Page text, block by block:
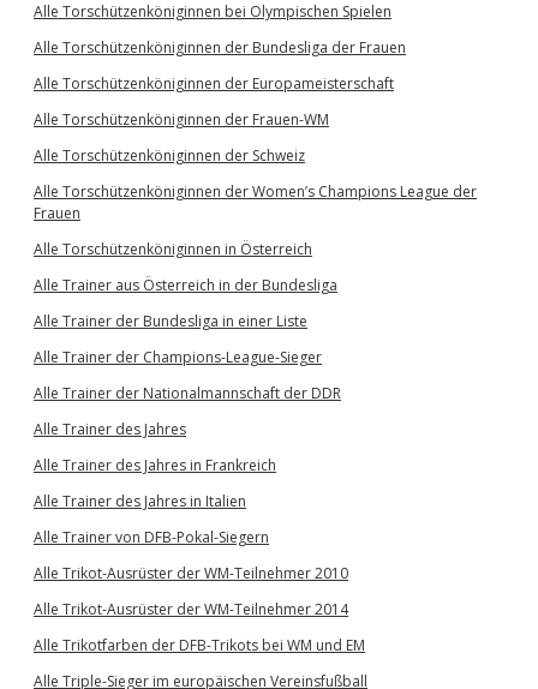
Alle Torschützenköniginnen bei Olympischen Spielen
Alle Torschützenköniginnen der Bundesliga der Frauen
Alle Torschützenköniginnen der Europameisterschaft
Alle Torschützenköniginnen der Frauen-WM
Alle Torschützenköniginnen der Schweiz
Alle Torschützenköniginnen der Women’s Champions League der
Frauen
Alle Torschützenköniginnen in Österreich
Alle Trainer aus Österreich in der Bundesliga
Alle Trainer der Bundesliga in einer Liste
Alle Trainer der Champions-League-Sieger
Alle Trainer der Nationalmannschaft der DDR
Alle Trainer des Jahres
Alle Trainer des Jahres in Frankreich
Alle Trainer des Jahres in Italien
Alle Trainer von DFB-Pokal-Siegern
Alle Trikot-Ausrüster der WM-Teilnehmer 2010
Alle Trikot-Ausrüster der WM-Teilnehmer 2014
Alle Trikotfarben der DFB-Trikots bei WM und EM
Alle Triple-Sieger im europäischen Vereinsfußball